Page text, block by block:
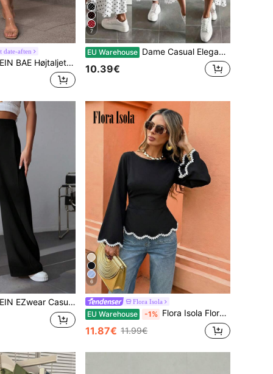
date-aften
BAE Højtaljet ensfarvet nederdel
7
EU Warehouse Dame Casual Elegant Rød Polkaprikket A-Line Maxi Nederdel, Slidsdesign, Vævet Stof, Ikke-strækbart, Moderigtig Sommerstil Hvid
10.39€
Casual Alsidige Ensfarvede Højtaljede Bukser med Brede Ben
6
Flora Isola
EU Warehouse -1% Flora Isola Flora Isola 1 stk. dame forår/sommer bølget hjertebåndskant samlet talje flæsebluse dame elegante toppe blondekant top sort peplum top elegant top klokkeærme top
11.87€ 11.99€